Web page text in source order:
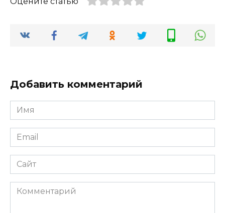
Добавить комментарий
Имя
*
Email
*
Сайт
Комментарий